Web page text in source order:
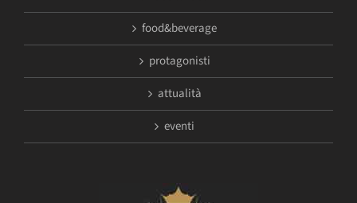
food&beverage
protagonisti
attualità
eventi